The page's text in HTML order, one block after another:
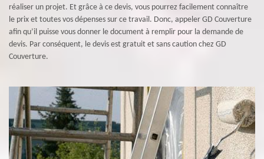
réaliser un projet. Et grâce à ce devis, vous pourrez facilement connaître
le prix et toutes vos dépenses sur ce travail. Donc, appeler GD Couverture
afin qu’il puisse vous donner le document à remplir pour la demande de
devis. Par conséquent, le devis est gratuit et sans caution chez GD
Couverture.